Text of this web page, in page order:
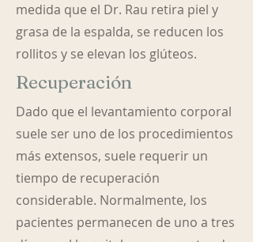
medida que el Dr. Rau retira piel y
grasa de la espalda, se reducen los
rollitos y se elevan los glúteos.
Recuperación
Dado que el levantamiento corporal
suele ser uno de los procedimientos
más extensos, suele requerir un
tiempo de recuperación
considerable. Normalmente, los
pacientes permanecen de uno a tres